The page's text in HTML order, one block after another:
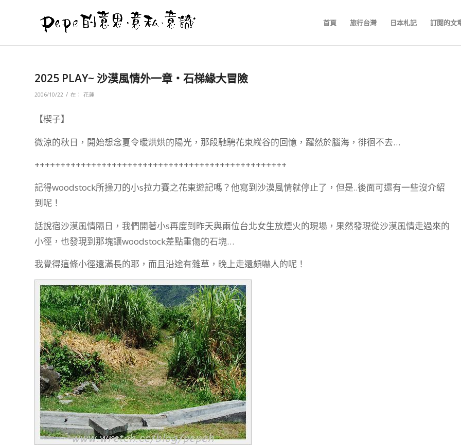
首頁 旅行台灣 日本札記 訂閱的文
2025 PLAY~ 沙漠風情外一章‧石梯緣大冒險
2006/10/22 / 在： 花蓮
【楔子】
微涼的秋日，開始想念夏令暖烘烘的陽光，那段馳騁花東縱谷的回憶，躍然於腦海，徘徊不去…
+++++++++++++++++++++++++++++++++++++++++++++++++
記得woodstock所操刀的小s拉力賽之花東遊記嗎？他寫到沙漠風情就停止了，但是..後面可還有一些沒介紹
到呢！
話說宿沙漠風情隔日，我們開著小s再度到昨天與兩位台北女生放煙火的現場，果然發現從沙漠風情走過來的
小徑，也發現到那塊讓woodstock差點重傷的石塊…
我覺得這條小徑還滿長的耶，而且沿途有雜草，晚上走還頗嚇人的呢！